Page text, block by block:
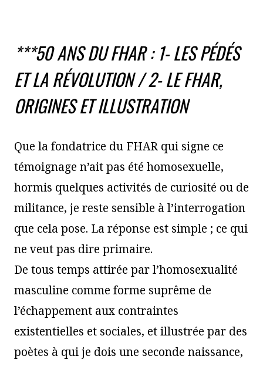
***50 ANS DU FHAR : 1- LES PÉDÉS
ET LA RÉVOLUTION/ 2- LE FHAR,
ORIGINES ET ILLUSTRATION
Que la fondatrice du FHAR qui signe ce
témoignage n’ait pas été homosexuelle,
hormis quelques activités de curiosité ou de
militance, je reste sensible à l’interrogation
que cela pose. La réponse est simple ; ce qui
ne veut pas dire primaire.
De tous temps attirée par l’homosexualité
masculine comme forme suprême de
l’échappement aux contraintes
existentielles et sociales, et illustrée par des
poètes à qui je dois une seconde naissance,